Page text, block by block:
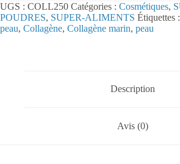
Poudre
250
g
UGS : COLL250 Catégories : Cosmétiques,
POUDRES, SUPER-ALIMENTS Étiquettes :
peau, Collagène, Collagène marin, peau
Description
Avis (0)